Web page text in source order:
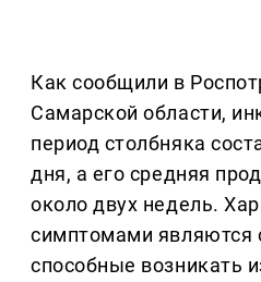
Как сообщили в
Самарской области,
период столбняка
дня, а его средняя
около двух недель.
симптомами являются
способные возникать